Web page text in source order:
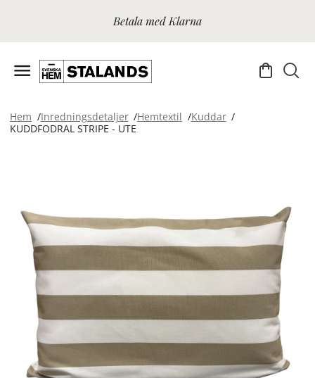
Betala med Klarna
Hem Inredningsdetaljer Hemtextil
Kuddar
KUDDFODRAL STRIPE - UTE